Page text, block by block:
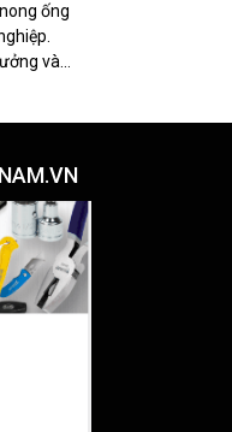
ống
và